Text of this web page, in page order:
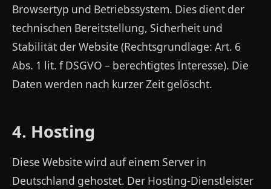
Browsertyp und Betriebssystem. Dies dient der
technischen Bereitstellung, Sicherheit und
Stabilität der Website (Rechtsgrundlage: Art. 6
Abs. 1 lit. f DSGVO – berechtigtes Interesse). Die
Daten werden nach kurzer Zeit gelöscht.
4. Hosting
Diese Website wird auf einem Server in
Deutschland gehostet. Der Hosting-Dienstleister